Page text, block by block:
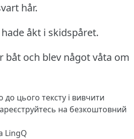
hår.
åkt i skidspåret.
båt och blev något våta om
цього тексту і вивчити
на безкоштовний
LingQ